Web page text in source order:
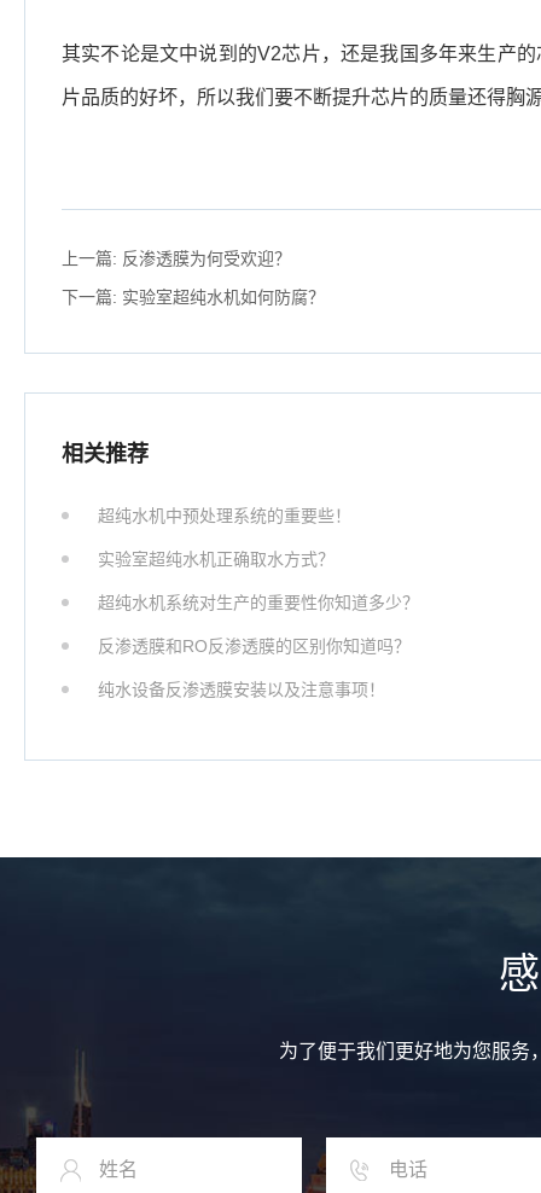
其实不论是文中说到的V2芯片，还是我国多年来生产
片品质的好坏，所以我们要不断提升芯片的质量还得胸
上一篇: 反渗透膜为何受欢迎？
下一篇: 实验室超纯水机如何防腐？
相关推荐
超纯水机中预处理系统的重要些！
实验室超纯水机正确取水方式？
超纯水机系统对生产的重要性你知道多少？
反渗透膜和RO反渗透膜的区别你知道吗？
纯水设备反渗透膜安装以及注意事项！
为了便于我们更好地为您服务